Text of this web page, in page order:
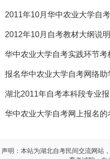
2012年10月自考教材大纲说明
声明：本站为湖北自考民间交流网站